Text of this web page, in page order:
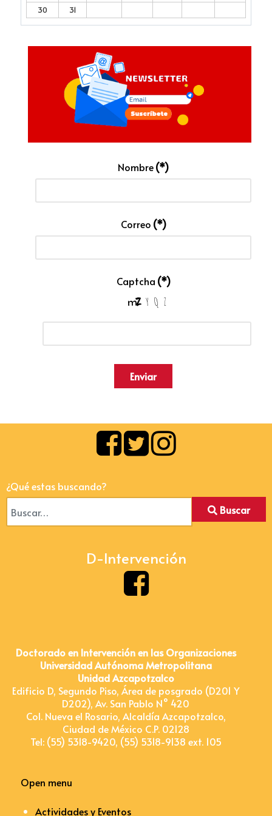
30
31
Nombre(*)
Correo (*)
Captcha (*)
Enviar
¿Qué estas buscando?
Buscar
D-Intervención
Doctorado en Intervención en las Organizaciones
Universidad Autónoma Metropolitana
Unidad Azcapotzalco
Edificio D, Segundo Piso, Área de posgrado (D201 Y
D202), Av. San Pablo N° 420
Col. Nueva el Rosario, Alcaldía Azcapotzalco,
Ciudad de México C.P. 02128
Tel: (55) 5318-9420, (55) 5318-9138 ext. 105
Open menu
Actividades y Eventos